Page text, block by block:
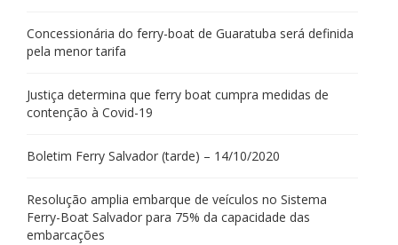
Concessionária do ferry-boat de Guaratuba será definida
pela menor tarifa
Justiça determina que ferry boat cumpra medidas de
contenção à Covid-19
Boletim Ferry Salvador (tarde) – 14/10/2020
Resolução amplia embarque de veículos no Sistema
Ferry-Boat Salvador para 75% da capacidade das
embarcações